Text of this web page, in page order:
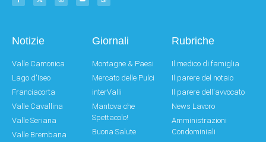
Notizie
Valle Camonica
Lago d'Iseo
Franciacorta
Valle Cavallina
Valle Seriana
Valle Brembana
Giornali
Montagne & Paesi
Mercato delle Pulci
interValli
Mantova che
Spettacolo!
Buona Salute
Rubriche
Il medico di famiglia
Il parere del notaio
Il parere dell'avvocato
News Lavoro
Amministrazioni
Condominiali